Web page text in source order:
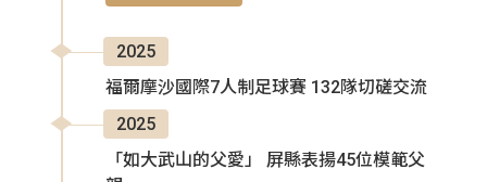
2025
福爾摩沙國際7人制足球賽 132隊切磋交流
2025
「如大武山的父愛」 屏縣表揚45位模範父